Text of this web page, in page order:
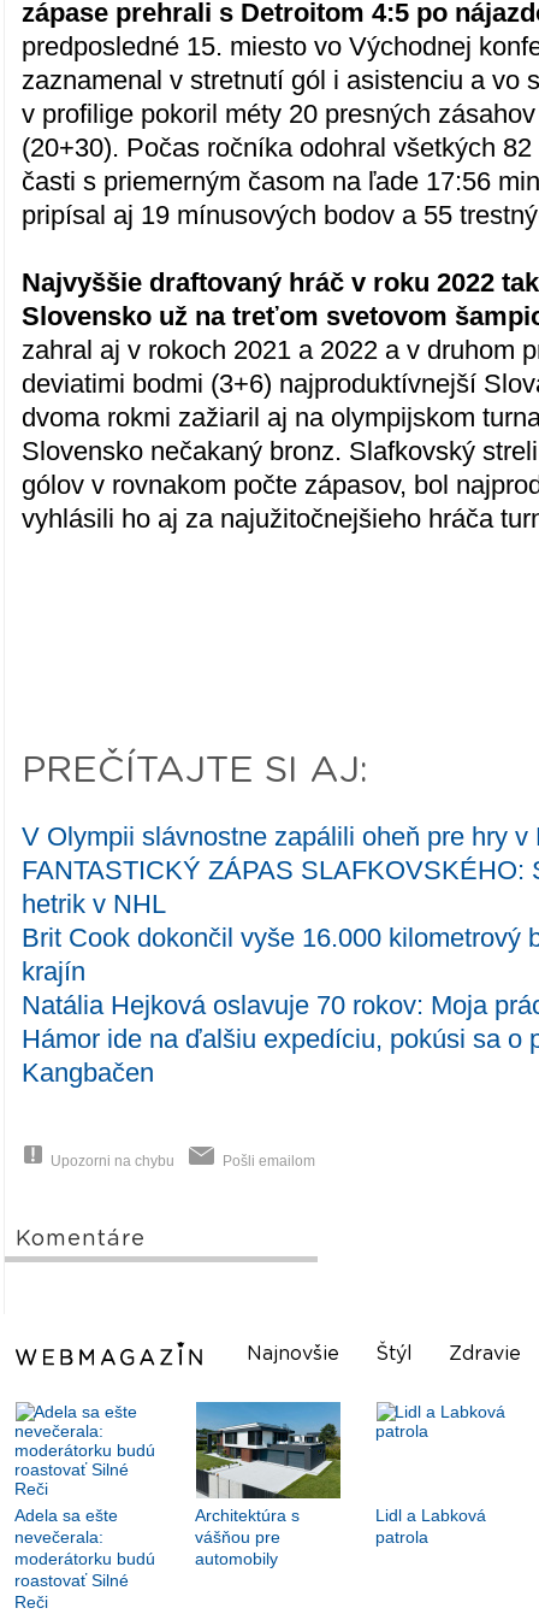
zápase prehrali s Detroitom 4:5 po
predposledné 15. miesto vo Východnej
zaznamenal v stretnutí gól i asistenciu a vo
v profilige pokoril méty 20 presných
(20+30). Počas ročníka odohral všetkých
časti s priemerným časom na ľade 17:56
pripísal aj 19 mínusových bodov a 55
Najvyššie draftovaný hráč v roku 2022
Slovensko už na treťom svetovom
zahral aj v rokoch 2021 a 2022 a v druhom
deviatimi bodmi (3+6) najproduktívnejší
dvoma rokmi zažiaril aj na olympijskom
Slovensko nečakaný bronz. Slafkovský
gólov v rovnakom počte zápasov, bol
vyhlásili ho aj za najužitočnejšieho hráča
PREČÍTAJTE SI AJ:
V Olympii slávnostne zapálili oheň pre hry v
FANTASTICKÝ ZÁPAS SLAFKOVSKÉHO:
hetrik v NHL
Brit Cook dokončil vyše 16.000 kilometrový
krajín
Natália Hejková oslavuje 70 rokov: Moja
Hámor ide na ďalšiu expedíciu, pokúsi sa o
Kangbačen
Upozorni na chybu Pošli emailom
Komentáre
Najnovšie Štýl Zdravie
Adela sa ešte
nevečerala:
moderátorku budú
roastovať Silné
Reči
Architektúra s
vášňou pre
automobily
Lidl a Labková
patrola